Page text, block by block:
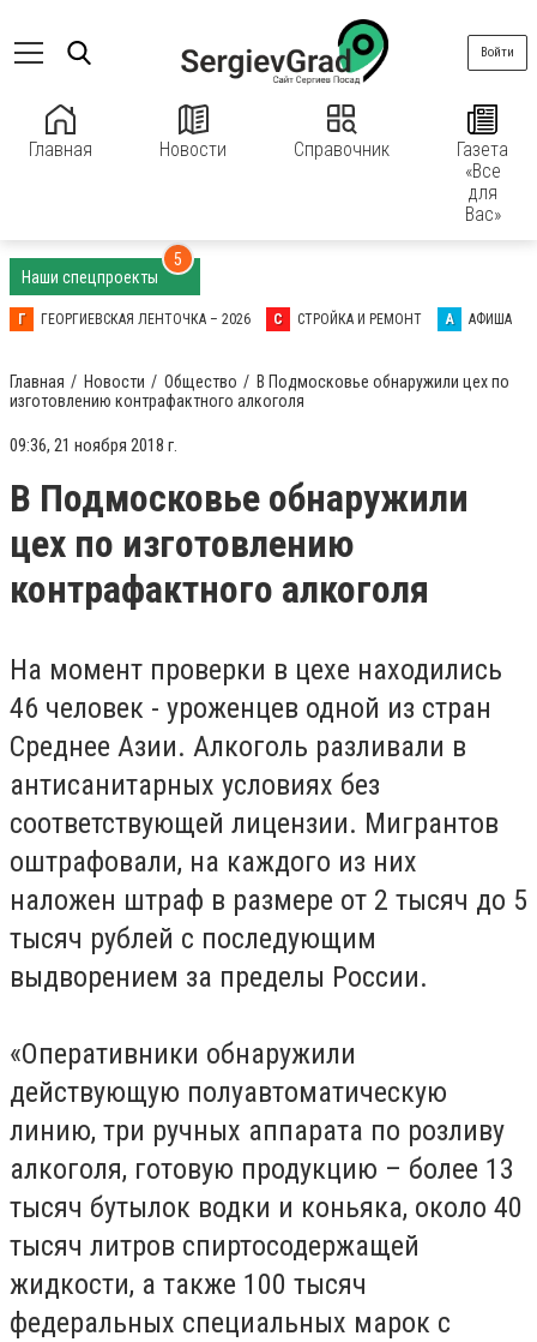
Главная Новости Справочник
Газета
«Все
для
Вас»
Войти
Наши спецпроекты
5
Г ГЕОРГИЕВСКАЯ ЛЕНТОЧКА – 2026 С СТРОЙКА И РЕМОНТ А АФИША
Главная Новости Общество
В Подмосковье обнаружили цех по
изготовлению контрафактного алкоголя
09:36, 21 ноября 2018 г.
В Подмосковье обнаружили
цех по изготовлению
контрафактного алкоголя
На момент проверки в цехе находились
46 человек - уроженцев одной из стран
Среднее Азии. Алкоголь разливали в
антисанитарных условиях без
соответствующей лицензии. Мигрантов
оштрафовали, на каждого из них
наложен штраф в размере от 2 тысяч до 5
тысяч рублей с последующим
выдворением за пределы России.
«Оперативники обнаружили
действующую полуавтоматическую
линию, три ручных аппарата по розливу
алкоголя, готовую продукцию – более 13
тысяч бутылок водки и коньяка, около 40
тысяч литров спиртосодержащей
жидкости, а также 100 тысяч
федеральных специальных марок с